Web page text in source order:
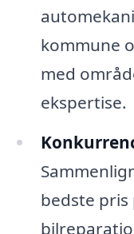
kommune
med
ekspertise.
bedste pris